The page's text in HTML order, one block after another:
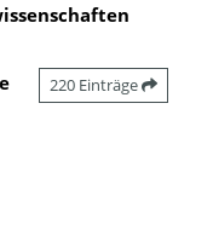
220 Einträge